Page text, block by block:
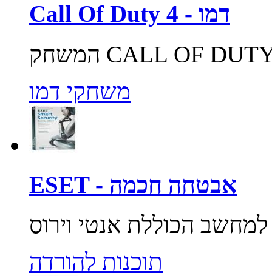
Call Of Duty 4 - דמו
משחקי דמו
ESET - אבטחה חכמה
תוכנות להורדה